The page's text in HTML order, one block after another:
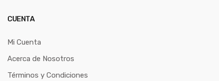
CUENTA
Mi Cuenta
Acerca de Nosotros
Términos y Condiciones